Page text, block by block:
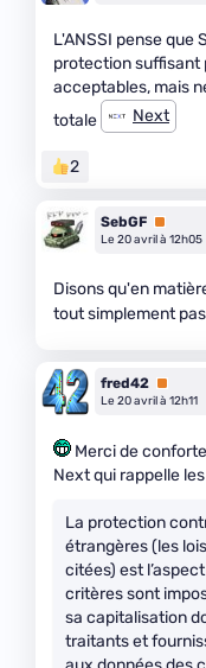
L'ANSSI pense que
protection suffisant
acceptables, mais
totale
Next
2
SebGF Premium
Le 20 avril à 12h05
Disons qu'en
tout simplement pas
fred42 Premium
Le 20 avril à 12h11
Merci de
Next qui rappelle
La protection
étrangères (les
citées) est
critères sont
sa capitalisation
traitants et